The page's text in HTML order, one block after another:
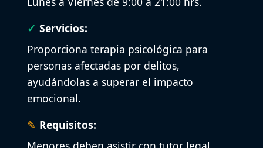
Servicios:
Proporciona terapia psicológica para
personas afectadas por delitos,
ayudándolas a superar el impacto
emocional.
Requisitos: